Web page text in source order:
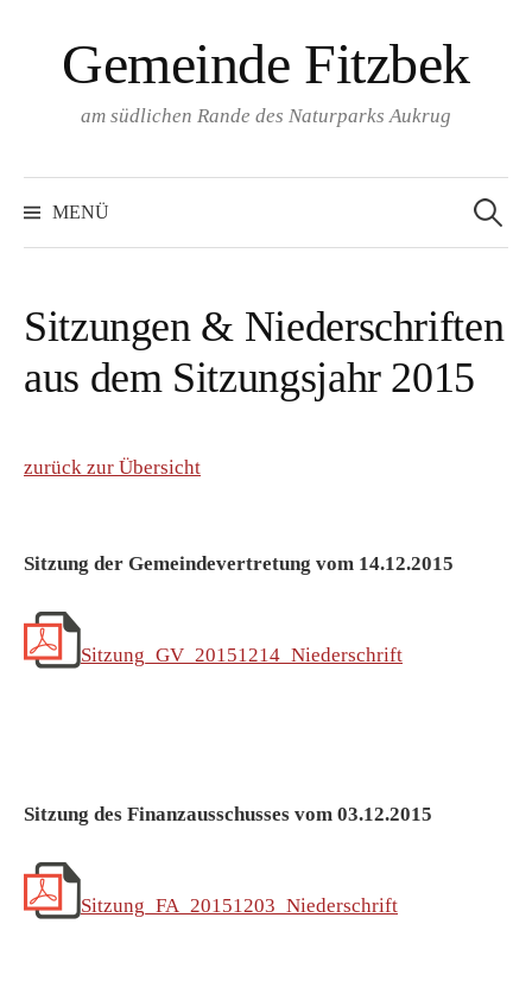
InhaltGemeinde Fitzbek
am südlichen Rande des Naturparks Aukrug
MENÜ
nach:
Sitzungen & Niederschriften
aus dem Sitzungsjahr 2015
zurück zur Übersicht
Sitzung der Gemeindevertretung vom 14.12.2015
Sitzung_GV_20151214_Niederschrift
Sitzung des Finanzausschusses vom 03.12.2015
Sitzung_FA_20151203_Niederschrift